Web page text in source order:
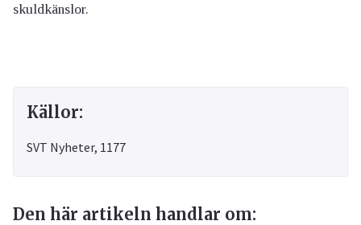
skuldkänslor.
Källor:
SVT Nyheter, 1177
Den här artikeln handlar om: